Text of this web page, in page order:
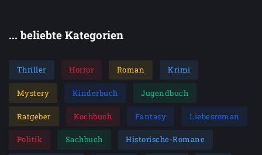
... beliebte Kategorien
Thriller Horror Roman Krimi
Mystery Kinderbuch Jugendbuch
Ratgeber Kochbuch Fantasy Liebesroman
Politik Sachbuch Historische-Romane